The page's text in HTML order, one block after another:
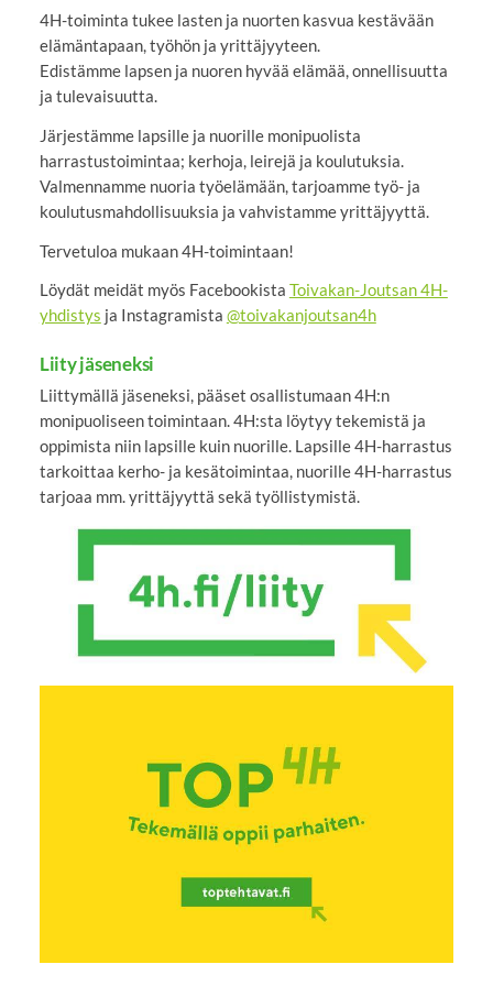
4H-toiminta tukee lasten ja nuorten kasvua kestävään
elämäntapaan, työhön ja yrittäjyyteen.
Edistämme lapsen ja nuoren hyvää elämää, onnellisuutta
ja tulevaisuutta.
Järjestämme lapsille ja nuorille monipuolista
harrastustoimintaa; kerhoja, leirejä ja koulutuksia.
Valmennamme nuoria työelämään, tarjoamme työ- ja
koulutusmahdollisuuksia ja vahvistamme yrittäjyyttä.
Tervetuloa mukaan 4H-toimintaan!
Löydät meidät myös Facebookista Toivakan-Joutsan 4H-
yhdistys ja Instagramista @toivakanjoutsan4h
Liity jäseneksi
Liittymällä jäseneksi, pääset osallistumaan 4H:n
monipuoliseen toimintaan. 4H:sta löytyy tekemistä ja
oppimista niin lapsille kuin nuorille. Lapsille 4H-harrastus
tarkoittaa kerho- ja kesätoimintaa, nuorille 4H-harrastus
tarjoaa mm. yrittäjyyttä sekä työllistymistä.